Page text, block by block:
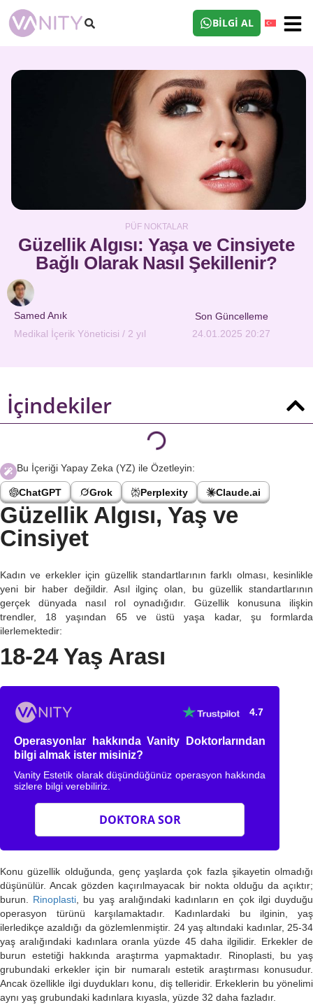
BILGI AL
PÜF NOKTALAR
Güzellik Algısı: Yaşa ve Cinsiyete
Bağlı Olarak Nasıl Şekillenir?
Samed Anık
Medikal İçerik Yöneticisi / 2 yıl
Son Güncelleme
24.01.2025 20:27
İçindekiler
Bu İçeriği Yapay Zeka (YZ) ile Özetleyin:
ChatGPT Grok Perplexity Claude.ai
Güzellik Algısı, Yaş ve
Cinsiyet
Kadın ve erkekler için güzellik standartlarının farklı olması, kesinlikle
yeni bir haber değildir. Asıl ilginç olan, bu güzellik standartlarının
gerçek dünyada nasıl rol oynadığıdır. Güzellik konusuna ilişkin
trendler, 18 yaşından 65 ve üstü yaşa kadar, şu formlarda
ilerlemektedir:
18-24 Yaş Arası
4.7
Operasyonlar hakkında Vanity Doktorlarından
bilgi almak ister misiniz?
Vanity Estetik olarak düşündüğünüz operasyon hakkında
sizlere bilgi verebiliriz.
DOKTORA SOR
Konu güzellik olduğunda, genç yaşlarda çok fazla şikayetin olmadığı
düşünülür. Ancak gözden kaçırılmayacak bir nokta olduğu da açıktır;
burun. Rinoplasti , bu yaş aralığındaki kadınların en çok ilgi duyduğu
operasyon türünü karşılamaktadır. Kadınlardaki bu ilginin, yaş
ilerledikçe azaldığı da gözlemlenmiştir. 24 yaş altındaki kadınlar, 25-34
yaş aralığındaki kadınlara oranla yüzde 45 daha ilgilidir. Erkekler de
burun estetiği hakkında araştırma yapmaktadır. Rinoplasti, bu yaş
grubundaki erkekler için bir numaralı estetik araştırması konusudur.
Ancak özellikle ilgi duydukları konu, diş telleridir. Erkeklerin bu yönelimi
aynı yaş grubundaki kadınlara kıyasla, yüzde 32 daha fazladır.